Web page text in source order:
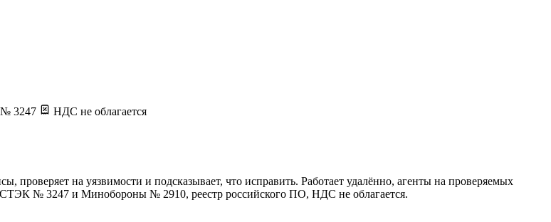
3247 НДС не облагается
проверяет на уязвимости и подсказывает, что исправить. Работает удалённо, агенты на проверяемых
№ 3247 и Минобороны № 2910, реестр российского ПО, НДС не облагается.